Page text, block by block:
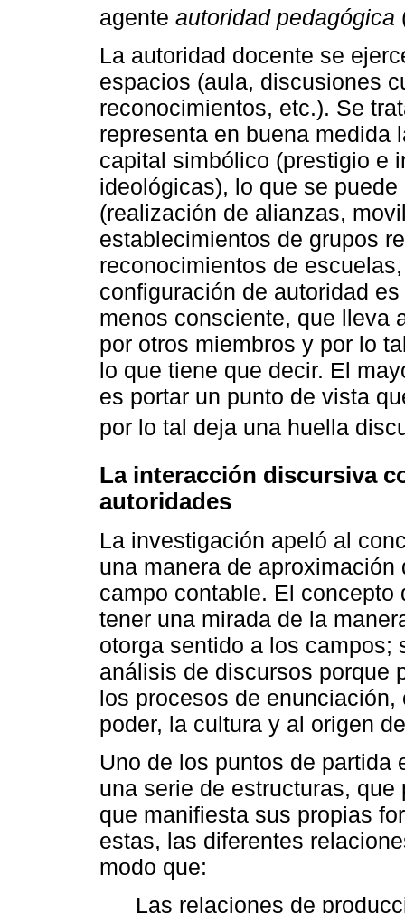
agente autoridad pedagógica
La autoridad docente se
espacios (aula, discusiones
reconocimientos, etc.). Se
representa en buena medida
capital simbólico (prestigio e
ideológicas), lo que se
(realización de alianzas,
establecimientos de grupos
reconocimientos de
configuración de autoridad
menos consciente, que lleva
por otros miembros y por lo
lo que tiene que decir. El
es portar un punto de vista
por lo tal deja una huella
La interacción discursiva
autoridades
La investigación apeló al
una manera de
campo contable. El
tener una mirada de la
otorga sentido a los campos;
análisis de discursos porque
los procesos de
poder, la cultura y al origen
Uno de los puntos de partida
una serie de estructuras,
que manifiesta sus propias
estas, las diferentes
modo que:
Las relaciones de